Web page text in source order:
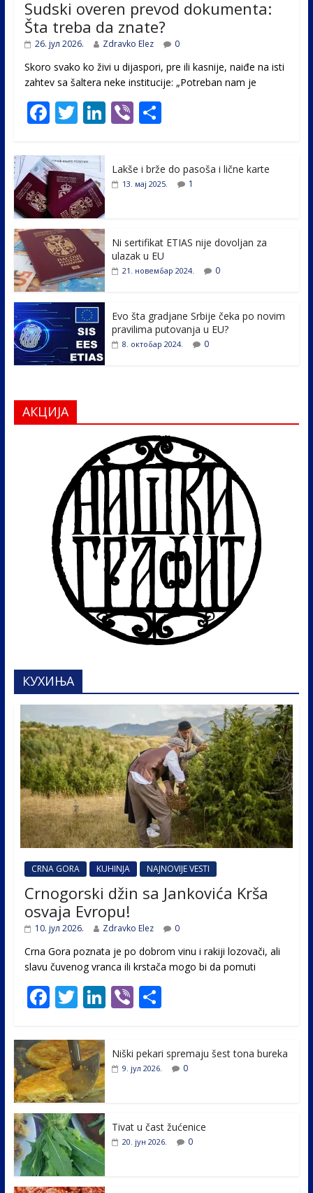
Sudski overen prevod dokumenta:
Šta treba da znate?
26. јул 2026. Zdravko Elez 0
Skoro svako ko živi u dijaspori, pre ili kasnije, naiđe na isti
zahtev sa šaltera neke institucije: „Potreban nam je
F
e
b
o
o
k
T
itt
er
Li
e
Vi
er
S
ar
e
Lakše i brže do pasoša i lične karte
13. мај 2025. 1
Ni sertifikat ETIAS nije dovoljan za
ulazak u EU
21. новембар 2024. 0
Evo šta gradjane Srbije čeka po novim
pravilima putovanja u EU?
8. октобар 2024. 0
АКЦИЈА
КУХИЊА
CRNA GORA KUHINJA NAJNOVIJE VESTI
Crnogorski džin sa Jankovića Krša
osvaja Evropu!
10. јул 2026. Zdravko Elez 0
Crna Gora poznata je po dobrom vinu i rakiji lozovači, ali
slavu čuvenog vranca ili krstača mogo bi da pomuti
F
e
b
o
o
k
T
itt
er
Li
e
Vi
er
S
e
Niški pekari spremaju šest tona bureka
9. јул 2026. 0
Tivat u čast žućenice
20. јун 2026. 0